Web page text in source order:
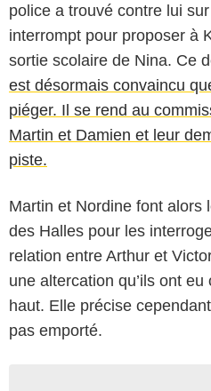
police a trouvé contre lui
interrompt pour proposer à
sortie scolaire de Nina. Ce
est désormais convaincu
piéger. Il se rend au
Martin et Damien et leur
piste.
Martin et Nordine font alors
des Halles pour les
relation entre Arthur et
une altercation qu’ils ont
haut. Elle précise
pas emporté.